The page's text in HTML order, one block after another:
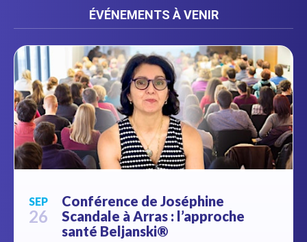
ÉVÉNEMENTS À VENIR
SEP
26
Conférence de Joséphine
Scandale à Arras : l’approche
santé Beljanski®